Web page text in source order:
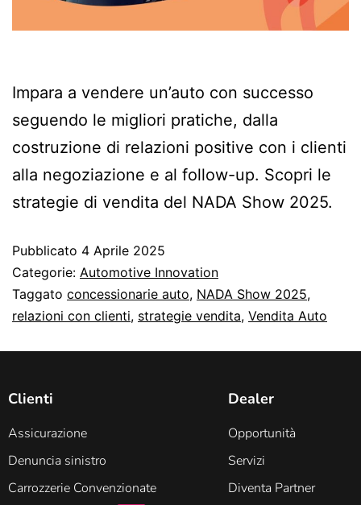
Impara a vendere un’auto con successo
seguendo le migliori pratiche, dalla
costruzione di relazioni positive con i clienti
alla negoziazione e al follow-up. Scopri le
strategie di vendita del NADA Show 2025.
Pubblicato 4 Aprile 2025
Categorie: Automotive Innovation
Taggato concessionarie auto, NADA Show 2025,
relazioni con clienti, strategie vendita, Vendita Auto
Clienti
Assicurazione
Denuncia sinistro
Carrozzerie Convenzionate
Dealer
Opportunità
Servizi
Diventa Partner